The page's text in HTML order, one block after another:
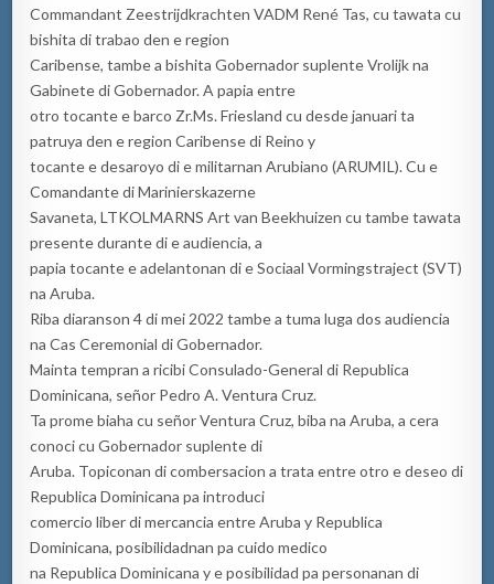
Commandant Zeestrijdkrachten VADM René Tas, cu tawata cu
bishita di trabao den e region
Caribense, tambe a bishita Gobernador suplente Vrolijk na
Gabinete di Gobernador. A papia entre
otro tocante e barco Zr.Ms. Friesland cu desde januari ta
patruya den e region Caribense di Reino y
tocante e desaroyo di e militarnan Arubiano (ARUMIL). Cu e
Comandante di Marinierskazerne
Savaneta, LTKOLMARNS Art van Beekhuizen cu tambe tawata
presente durante di e audiencia, a
papia tocante e adelantonan di e Sociaal Vormingstraject (SVT)
na Aruba.
Riba diaranson 4 di mei 2022 tambe a tuma luga dos audiencia
na Cas Ceremonial di Gobernador.
Mainta tempran a ricibi Consulado-General di Republica
Dominicana, señor Pedro A. Ventura Cruz.
Ta prome biaha cu señor Ventura Cruz, biba na Aruba, a cera
conoci cu Gobernador suplente di
Aruba. Topiconan di combersacion a trata entre otro e deseo di
Republica Dominicana pa introduci
comercio liber di mercancia entre Aruba y Republica
Dominicana, posibilidadnan pa cuido medico
na Republica Dominicana y e posibilidad pa personanan di